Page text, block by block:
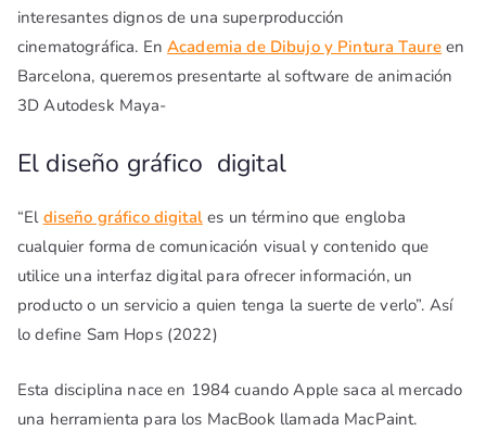
interesantes dignos de una superproducción
cinematográfica. EnAcademia de Dibujo y Pintura Taure en
Barcelona, queremos presentarte al software de animación
3D Autodesk Maya-
El diseño gráfico digital
“El diseño gráfico digitales un término que engloba
cualquier forma de comunicación visual y contenido que
utilice una interfaz digital para ofrecer información, un
producto o un servicio a quien tenga la suerte de verlo”. Así
lo define Sam Hops (2022)
Esta disciplina nace en 1984 cuando Apple saca al mercado
una herramienta para los MacBook llamada MacPaint.